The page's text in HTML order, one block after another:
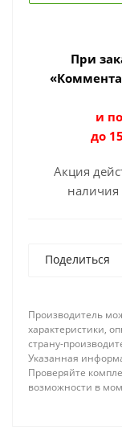
При
и
до
Акция
наличия
Поделиться
Производитель
характеристики,
страну-
Указанная
Проверяйте
возможности в